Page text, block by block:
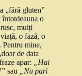
„fără gluten”
întotdeauna o
mulți
o fază, o
Pentru mine,
de data
apar:
„Hai
sau
„Nu pari